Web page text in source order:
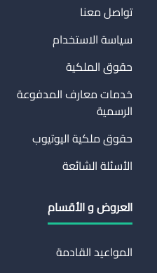
تواصل معنا
سياسة الاستخدام
حقوق الملكية
خدمات معارف المدفوعة
الرسمية
حقوق ملكية اليوتيوب
الأسئلة الشائعة
العروض و الأقسام
المواعيد القادمة